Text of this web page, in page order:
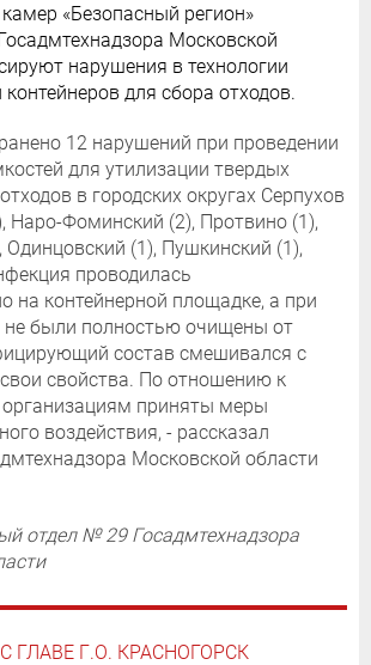
«Безопасный регион»
Московской
нарушения в технологии
для сбора отходов.
12 нарушений при проведении
для утилизации твердых
в городских округах Серпухов
Наро-Фоминский (2), Протвино (1),
(1), Пушкинский (1),
проводилась
на контейнерной площадке, а при
не были полностью очищены от
состав смешивался с
свойства. По отношению к
приняты меры
воздействия, - рассказал
Московской области
отдел № 29 Госадмтехнадзора
ГЛАВЕ Г.О. КРАСНОГОРСК